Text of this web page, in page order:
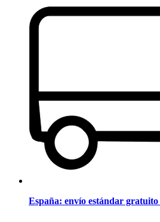
España: envío estándar gratuito